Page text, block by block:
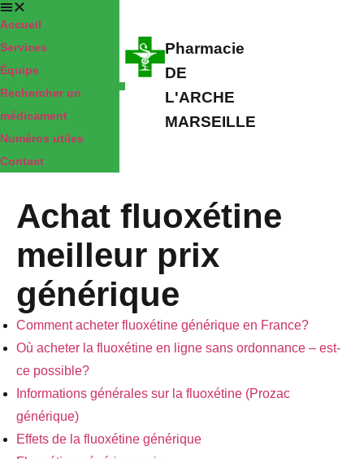
Pharmacie
DE
L'ARCHE
MARSEILLE
Accueil
Services
Équipe
Rechercher un
médicament
Numéros utiles
Contact
Achat fluoxétine
meilleur prix
générique
Comment acheter fluoxétine générique en France?
Où acheter la fluoxétine en ligne sans ordonnance – est-
ce possible?
Informations générales sur la fluoxétine (Prozac
générique)
Effets de la fluoxétine générique